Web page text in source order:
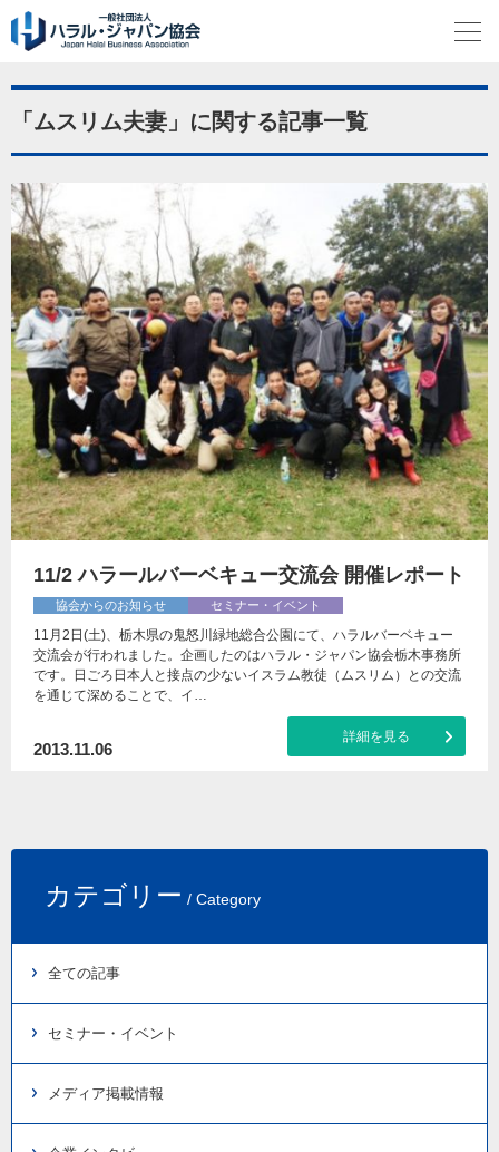
「ムスリム夫妻」に関する記事一覧
11/2 ハラールバーベキュー交流会 開催レポート
協会からのお知らせ セミナー・イベント
11月2日(土)、栃木県の鬼怒川緑地総合公園にて、ハラルバーベキュー
交流会が行われました。企画したのはハラル・ジャパン協会栃木事務所
です。日ごろ日本人と接点の少ないイスラム教徒（ムスリム）との交流
を通じて深めることで、イ…
2013.11.06
詳細を見る
カテゴリー / Category
全ての記事
セミナー・イベント
メディア掲載情報